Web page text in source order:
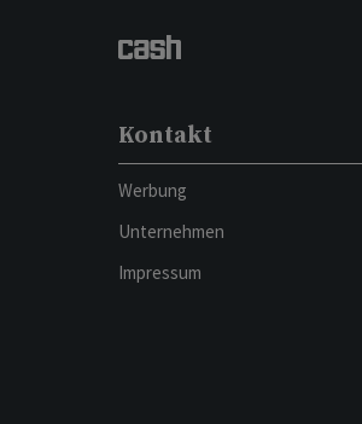
Kontakt
Werbung
Unternehmen
Impressum